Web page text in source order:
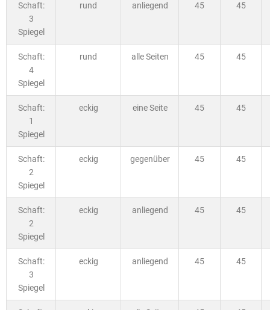
Schaft:
3
Spiegel
rund anliegend 45 45
Schaft:
4
Spiegel
rund alle Seiten 45 45
Schaft:
1
Spiegel
eckig eine Seite 45 45
Schaft:
2
Spiegel
eckig gegenüber 45 45
Schaft:
2
Spiegel
eckig anliegend 45 45
Schaft:
3
Spiegel
eckig anliegend 45 45